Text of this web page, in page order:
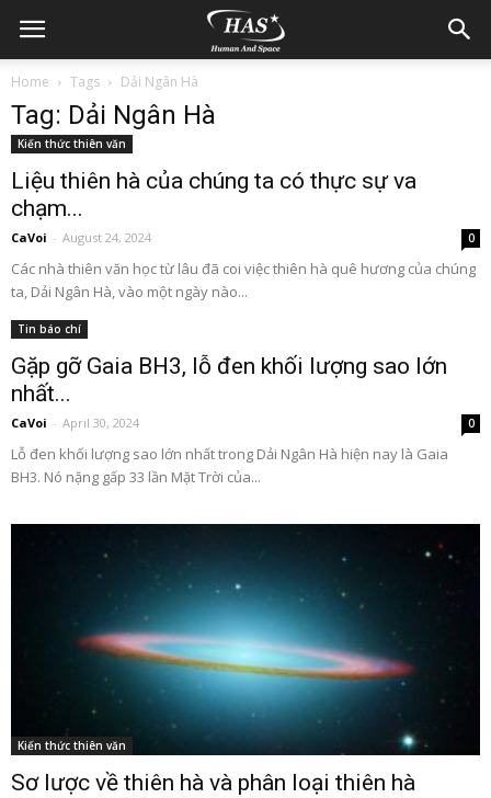
Home Tags Dải Ngân Hà
Tag: Dải Ngân Hà
Kiến thức thiên văn
Liệu thiên hà của chúng ta có thực sự va
chạm...
CaVoi - August 24, 2024 0
Các nhà thiên văn học từ lâu đã coi việc thiên hà quê hương của chúng
ta, Dải Ngân Hà, vào một ngày nào...
Tin báo chí
Gặp gỡ Gaia BH3, lỗ đen khối lượng sao lớn
nhất...
CaVoi - April 30, 2024 0
Lỗ đen khối lượng sao lớn nhất trong Dải Ngân Hà hiện nay là Gaia
BH3. Nó nặng gấp 33 lần Mặt Trời của...
Kiến thức thiên văn
Sơ lược về thiên hà và phân loại thiên hà